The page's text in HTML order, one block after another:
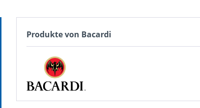
Produkte von Bacardi